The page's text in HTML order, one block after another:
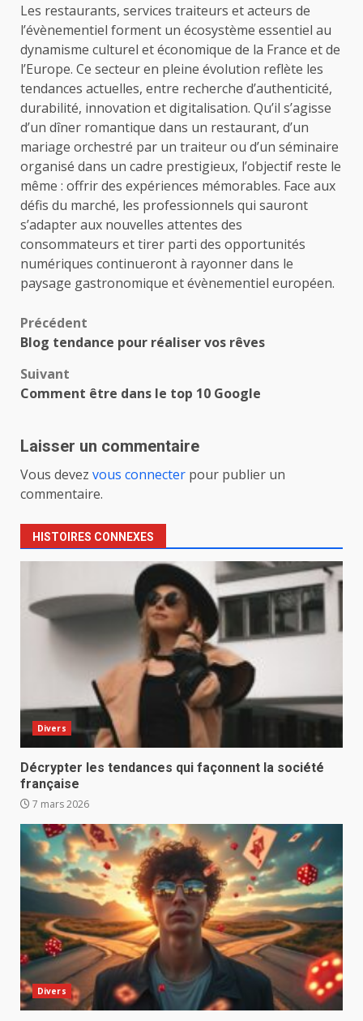
Les restaurants, services traiteurs et acteurs de
l’évènementiel forment un écosystème essentiel au
dynamisme culturel et économique de la France et de
l’Europe. Ce secteur en pleine évolution reflète les
tendances actuelles, entre recherche d’authenticité,
durabilité, innovation et digitalisation. Qu’il s’agisse
d’un dîner romantique dans un restaurant, d’un
mariage orchestré par un traiteur ou d’un séminaire
organisé dans un cadre prestigieux, l’objectif reste le
même : offrir des expériences mémorables. Face aux
défis du marché, les professionnels qui sauront
s’adapter aux nouvelles attentes des
consommateurs et tirer parti des opportunités
numériques continueront à rayonner dans le
paysage gastronomique et évènementiel européen.
Navigation
d’article
Précédent
Blog tendance pour réaliser vos rêves
Suivant
Comment être dans le top 10 Google
Laisser un commentaire
Vous devez vous connecter pour publier un
commentaire.
HISTOIRES CONNEXES
Divers
Décrypter les tendances qui façonnent la société
française
7 mars 2026
Divers